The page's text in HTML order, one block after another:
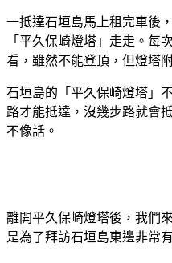
一抵達石垣島馬上租完車後
「平久保崎燈塔」走走。每
看，雖然不能登頂，但燈塔
石垣島的「平久保崎燈塔」
路才能抵達，沒幾步路就會
不像話。
離開平久保崎燈塔後，我們
是為了拜訪石垣島東邊非常